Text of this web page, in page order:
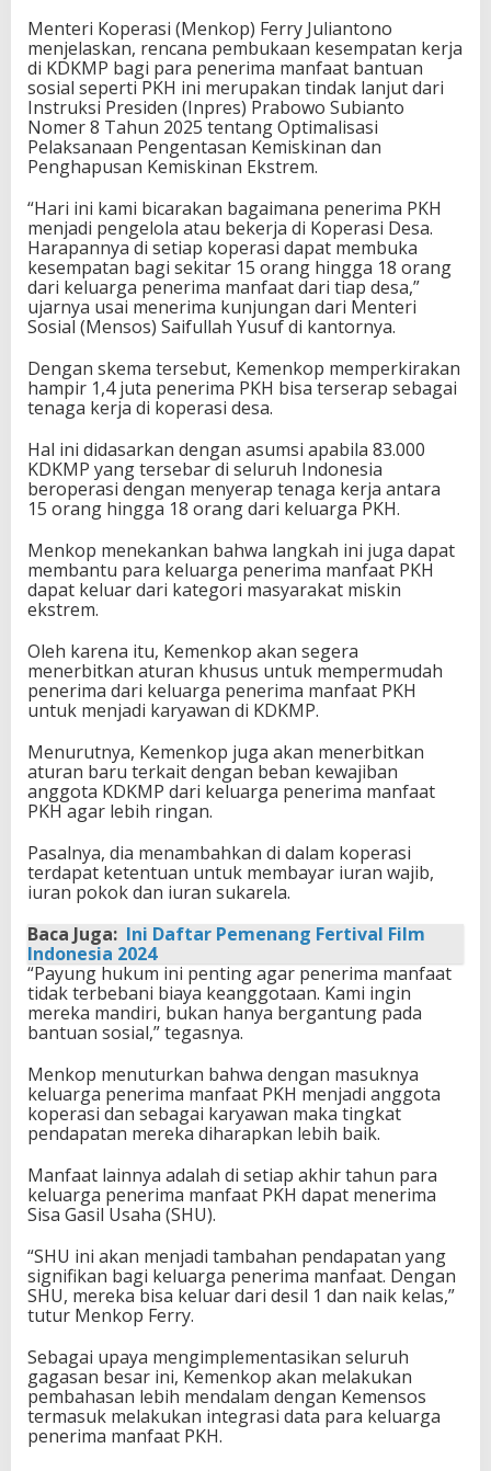
Menteri Koperasi (Menkop) Ferry Juliantono
menjelaskan, rencana pembukaan kesempatan kerja
di KDKMP bagi para penerima manfaat bantuan
sosial seperti PKH ini merupakan tindak lanjut dari
Instruksi Presiden (Inpres) Prabowo Subianto
Nomer 8 Tahun 2025 tentang Optimalisasi
Pelaksanaan Pengentasan Kemiskinan dan
Penghapusan Kemiskinan Ekstrem.
“Hari ini kami bicarakan bagaimana penerima PKH
menjadi pengelola atau bekerja di Koperasi Desa.
Harapannya di setiap koperasi dapat membuka
kesempatan bagi sekitar 15 orang hingga 18 orang
dari keluarga penerima manfaat dari tiap desa,”
ujarnya usai menerima kunjungan dari Menteri
Sosial (Mensos) Saifullah Yusuf di kantornya.
Dengan skema tersebut, Kemenkop memperkirakan
hampir 1,4 juta penerima PKH bisa terserap sebagai
tenaga kerja di koperasi desa.
Hal ini didasarkan dengan asumsi apabila 83.000
KDKMP yang tersebar di seluruh Indonesia
beroperasi dengan menyerap tenaga kerja antara
15 orang hingga 18 orang dari keluarga PKH.
Menkop menekankan bahwa langkah ini juga dapat
membantu para keluarga penerima manfaat PKH
dapat keluar dari kategori masyarakat miskin
ekstrem.
Oleh karena itu, Kemenkop akan segera
menerbitkan aturan khusus untuk mempermudah
penerima dari keluarga penerima manfaat PKH
untuk menjadi karyawan di KDKMP.
Menurutnya, Kemenkop juga akan menerbitkan
aturan baru terkait dengan beban kewajiban
anggota KDKMP dari keluarga penerima manfaat
PKH agar lebih ringan.
Pasalnya, dia menambahkan di dalam koperasi
terdapat ketentuan untuk membayar iuran wajib,
iuran pokok dan iuran sukarela.
Baca Juga: Ini Daftar Pemenang Fertival Film
Indonesia 2024
“Payung hukum ini penting agar penerima manfaat
tidak terbebani biaya keanggotaan. Kami ingin
mereka mandiri, bukan hanya bergantung pada
bantuan sosial,” tegasnya.
Menkop menuturkan bahwa dengan masuknya
keluarga penerima manfaat PKH menjadi anggota
koperasi dan sebagai karyawan maka tingkat
pendapatan mereka diharapkan lebih baik.
Manfaat lainnya adalah di setiap akhir tahun para
keluarga penerima manfaat PKH dapat menerima
Sisa Gasil Usaha (SHU).
“SHU ini akan menjadi tambahan pendapatan yang
signifikan bagi keluarga penerima manfaat. Dengan
SHU, mereka bisa keluar dari desil 1 dan naik kelas,”
tutur Menkop Ferry.
Sebagai upaya mengimplementasikan seluruh
gagasan besar ini, Kemenkop akan melakukan
pembahasan lebih mendalam dengan Kemensos
termasuk melakukan integrasi data para keluarga
penerima manfaat PKH.